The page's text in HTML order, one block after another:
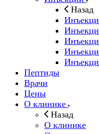
Назад
Пептиды
Врачи
Цены
О клинике
Назад
О клинике